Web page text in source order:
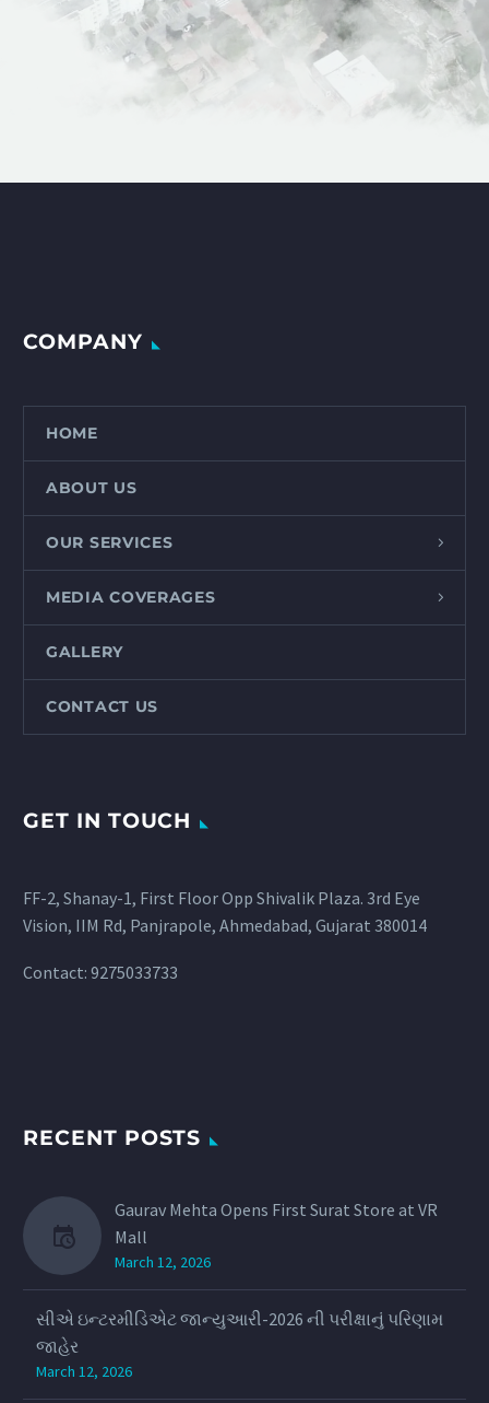
COMPANY
HOME
ABOUT US
OUR SERVICES
MEDIA COVERAGES
GALLERY
CONTACT US
GET IN TOUCH
FF-2, Shanay-1, First Floor Opp Shivalik Plaza. 3rd Eye
Vision, IIM Rd, Panjrapole, Ahmedabad, Gujarat 380014
Contact: 9275033733
RECENT POSTS
Gaurav Mehta Opens First Surat Store at VR
Mall
March 12, 2026
સીએ ઇન્ટરમીડિએટ જાન્યુઆરી-2026 ની પરીક્ષાનું પરિણામ
જાહેર
March 12, 2026